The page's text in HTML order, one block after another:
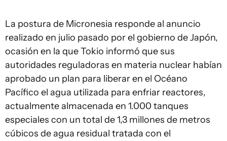
La postura de Micronesia responde al anuncio
realizado en julio pasado por el gobierno de Japón,
ocasión en la que Tokio informó que sus
autoridades reguladoras en materia nuclear habían
aprobado un plan para liberar en el Océano
Pacífico el agua utilizada para enfriar reactores,
actualmente almacenada en 1.000 tanques
especiales con un total de 1,3 millones de metros
cúbicos de agua residual tratada con el